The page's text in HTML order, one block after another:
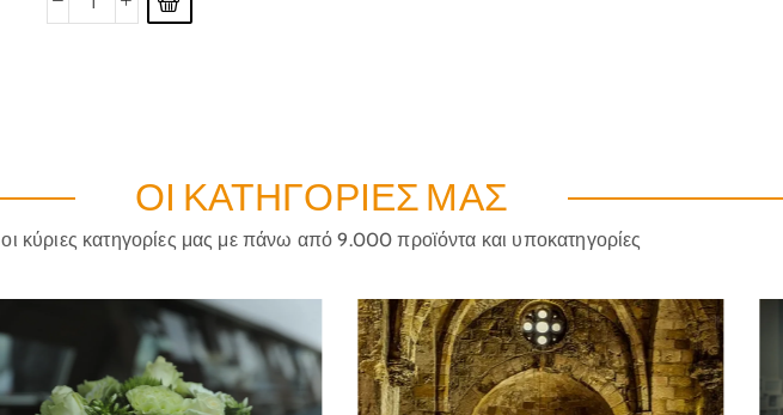
ΟΙ ΚΑΤΗΓΟΡΊΕΣ ΜΑΣ
οι κύριες κατηγορίες μας με πάνω από 9.000 προϊόντα και υποκατηγορίες